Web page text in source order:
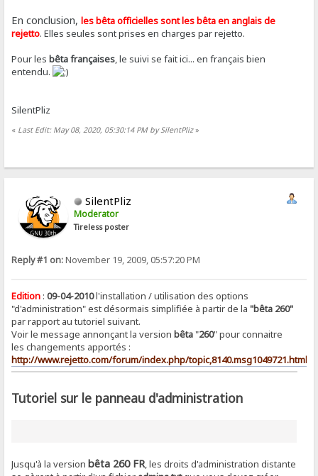
En conclusion,les bêta officielles sont les bêta en anglais de
rejetto. Elles seules sont prises en charges par rejetto.
Pour lesbêta françaises, le suivi se fait ici... en français bien
entendu.
SilentPliz
« Last Edit: May 08, 2020, 05:30:14 PM by SilentPliz»
SilentPliz
Moderator
Tireless poster
Reply #1 on:November 19, 2009, 05:57:20 PM
Edition :09-04-2010l'installation / utilisation des options
"d'administration" est désormais simplifiée à partir de la "bêta 260"
par rapport au tutoriel suivant.
Voir le message annonçant la versionbêta "260" pour connaitre
les changements apportés :
http://www.rejetto.com/forum/index.php/
Tutoriel sur le panneau d'administration
Jusqu'à la version bêta 260 FR, les droits d'administration distante